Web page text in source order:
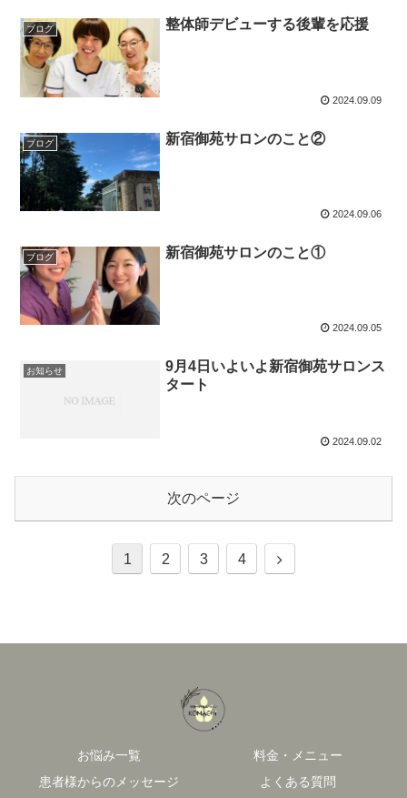
ブログ 整体師デビューする後輩を応援
2024.09.09
ブログ 新宿御苑サロンのこと②
2024.09.06
ブログ 新宿御苑サロンのこと①
2024.09.05
お知らせ
9月4日いよいよ新宿御苑サロンス
タート
2024.09.02
次のページ
1 2 3 4
次
お悩み一覧
料金・メニュー
患者様からのメッセージ
よくある質問